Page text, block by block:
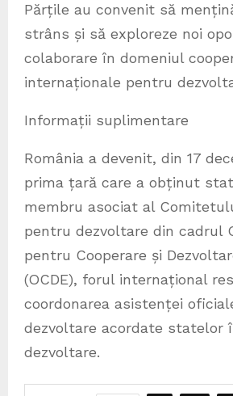
Părțile au convenit să
strâns și să exploreze noi
colaborare în domeniul
internaționale pentru
Informații suplimentare
România a devenit, din 17
prima țară care a obținut
membru asociat al
pentru dezvoltare din cadrul
pentru Cooperare și
(OCDE), forul internațional
coordonarea asistenței
dezvoltare acordate statelor
dezvoltare.